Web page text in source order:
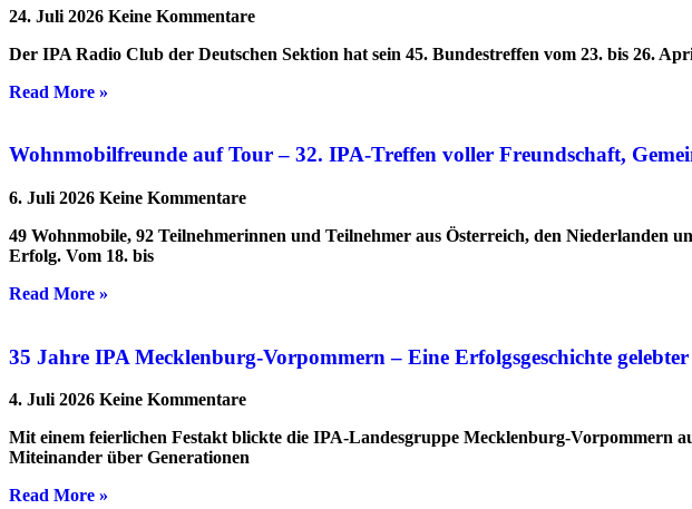
24. Juli 2026 Keine Kommentare
Der IPA Radio Club der Deutschen Sektion hat sein 45. Bundestreffen vom 23. bis 26.
Read More »
Wohnmobilfreunde auf Tour – 32. IPA-Treffen voller Freundschaft,
6. Juli 2026 Keine Kommentare
49 Wohnmobile, 92 Teilnehmerinnen und Teilnehmer aus Österreich, den
Erfolg. Vom 18. bis
Read More »
35 Jahre IPA Mecklenburg-Vorpommern – Eine Erfolgsgeschichte
4. Juli 2026 Keine Kommentare
Mit einem feierlichen Festakt blickte die IPA-Landesgruppe Mecklenburg-Vorpommern
Miteinander über Generationen
Read More »